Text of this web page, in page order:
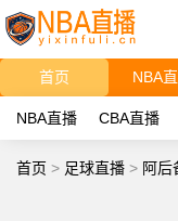
首页 NBA
NBA直播 CBA直播
首页 > 足球直播 > 阿后